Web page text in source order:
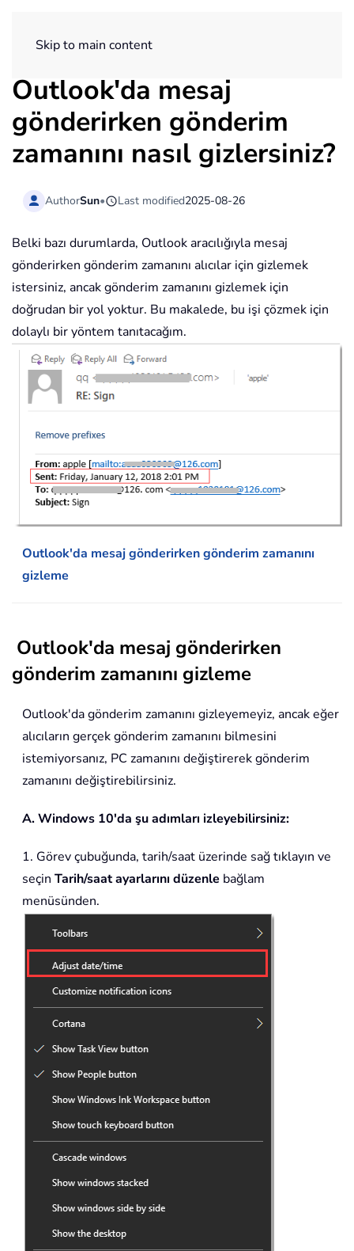
Skip to main content
Outlook'da mesaj
gönderirken gönderim
zamanını nasıl gizlersiniz?
AuthorSun• Last modified2025-08-26
Belki bazı durumlarda, Outlook aracılığıyla mesaj
gönderirken gönderim zamanını alıcılar için gizlemek
istersiniz, ancak gönderim zamanını gizlemek için
doğrudan bir yol yoktur. Bu makalede, bu işi çözmek için
dolaylı bir yöntem tanıtacağım.
Outlook'da mesaj gönderirken gönderim zamanını
gizleme
Outlook'da mesaj gönderirken
gönderim zamanını gizleme
Outlook'da gönderim zamanını gizleyemeyiz, ancak eğer
alıcıların gerçek gönderim zamanını bilmesini
istemiyorsanız, PC zamanını değiştirerek gönderim
zamanını değiştirebilirsiniz.
A. Windows 10'da şu adımları izleyebilirsiniz:
1. Görev çubuğunda, tarih/saat üzerinde sağ tıklayın ve
seçin Tarih/saat ayarlarını düzenle bağlam
menüsünden.